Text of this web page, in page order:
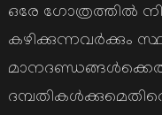
ഒരേ ഗോത്രത്തിൽ
കഴിക്കുന്നവർക്കും